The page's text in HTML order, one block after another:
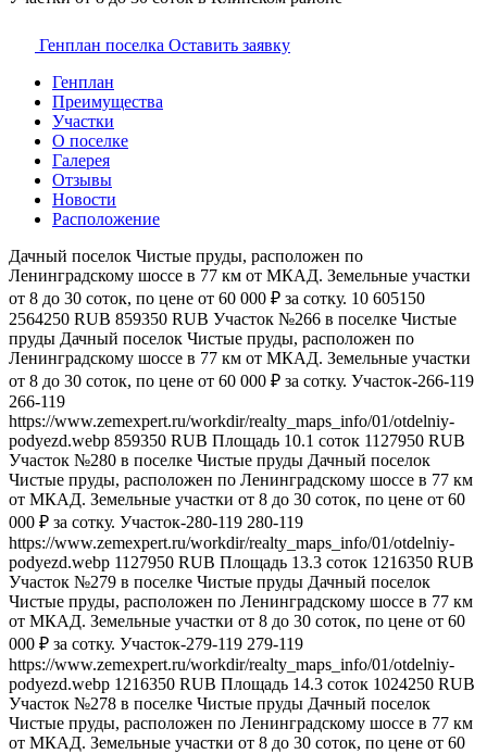
Генплан поселка Оставить заявку
Генплан
Преимущества
Участки
О поселке
Галерея
Отзывы
Новости
Расположение
Дачный поселок Чистые пруды, расположен по
Ленинградскому шоссе в 77 км от МКАД. Земельные участки
от 8 до 30 соток, по цене от 60 000 ₽ за сотку. 10 605150
2564250 RUB 859350 RUB Участок №266 в поселке Чистые
пруды Дачный поселок Чистые пруды, расположен по
Ленинградскому шоссе в 77 км от МКАД. Земельные участки
от 8 до 30 соток, по цене от 60 000 ₽ за сотку. Участок-266-119
266-119
https://www.zemexpert.ru/workdir/realty_maps_info/01/otdelniy-
podyezd.webp 859350 RUB Площадь 10.1 соток 1127950 RUB
Участок №280 в поселке Чистые пруды Дачный поселок
Чистые пруды, расположен по Ленинградскому шоссе в 77 км
от МКАД. Земельные участки от 8 до 30 соток, по цене от 60
000 ₽ за сотку. Участок-280-119 280-119
https://www.zemexpert.ru/workdir/realty_maps_info/01/otdelniy-
podyezd.webp 1127950 RUB Площадь 13.3 соток 1216350 RUB
Участок №279 в поселке Чистые пруды Дачный поселок
Чистые пруды, расположен по Ленинградскому шоссе в 77 км
от МКАД. Земельные участки от 8 до 30 соток, по цене от 60
000 ₽ за сотку. Участок-279-119 279-119
https://www.zemexpert.ru/workdir/realty_maps_info/01/otdelniy-
podyezd.webp 1216350 RUB Площадь 14.3 соток 1024250 RUB
Участок №278 в поселке Чистые пруды Дачный поселок
Чистые пруды, расположен по Ленинградскому шоссе в 77 км
от МКАД. Земельные участки от 8 до 30 соток, по цене от 60